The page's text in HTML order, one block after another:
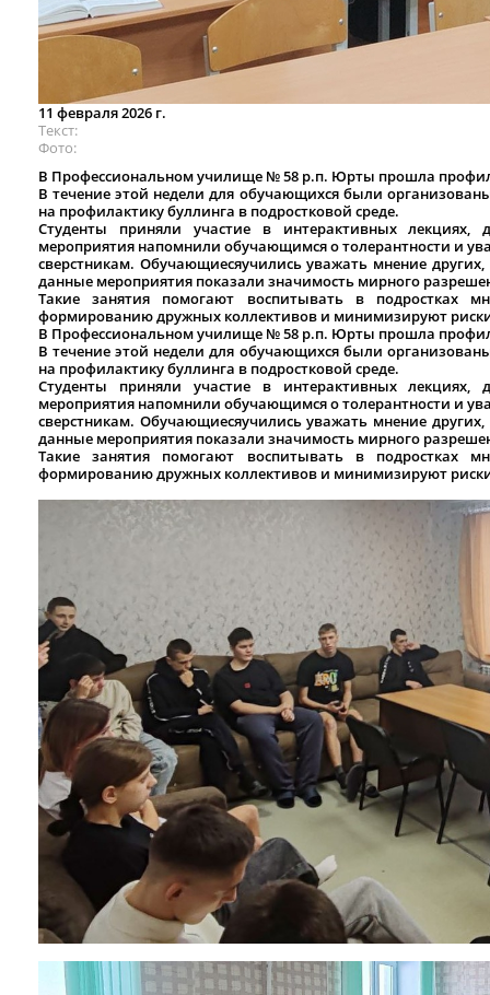
11 февраля 2026 г.
Текст
Фото
В Профессиональном училище № 58 р.п. Юрты прошла
В течение этой недели для обучающихся были
на профилактику буллинга в подростковой среде.
Студенты приняли участие в интерактивных лекциях,
мероприятия напомнили обучающимся о толерантности и
сверстникам. Обучающиесяучились уважать мнение
данные мероприятия показали значимость мирного
Такие занятия помогают воспитывать в подростках
формированию дружных коллективов и минимизируют риски
В Профессиональном училище № 58 р.п. Юрты прошла
В течение этой недели для обучающихся были
на профилактику буллинга в подростковой среде.
Студенты приняли участие в интерактивных лекциях,
мероприятия напомнили обучающимся о толерантности и
сверстникам. Обучающиесяучились уважать мнение
данные мероприятия показали значимость мирного
Такие занятия помогают воспитывать в подростках
формированию дружных коллективов и минимизируют риски